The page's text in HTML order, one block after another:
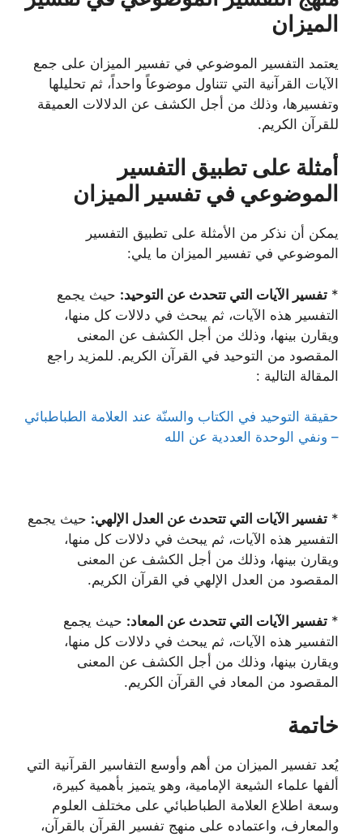
الميزان
يعتمد التفسير الموضوعي في تفسير الميزان على جمع
الآيات القرآنية التي تتناول موضوعاً واحداً، ثم تحليلها
وتفسيرها، وذلك من أجل الكشف عن الدلالات العميقة
للقرآن الكريم.
أمثلة على تطبيق التفسير
الموضوعي في تفسير الميزان
يمكن أن نذكر من الأمثلة على تطبيق التفسير
الموضوعي في تفسير الميزان ما يلي:
* تفسير الآيات التي تتحدث عن التوحيد: حيث يجمع
التفسير هذه الآيات، ثم يبحث في دلالات كل منها،
ويقارن بينها، وذلك من أجل الكشف عن المعنى
المقصود من التوحيد في القرآن الكريم. للمزيد راجع
المقالة التالية :
حقيقة التوحيد في الكتاب والسنّة عند العلامة الطباطبائي
– ونفي الوحدة العددية عن الله
* تفسير الآيات التي تتحدث عن العدل الإلهي: حيث يجمع
التفسير هذه الآيات، ثم يبحث في دلالات كل منها،
ويقارن بينها، وذلك من أجل الكشف عن المعنى
المقصود من العدل الإلهي في القرآن الكريم.
* تفسير الآيات التي تتحدث عن المعاد: حيث يجمع
التفسير هذه الآيات، ثم يبحث في دلالات كل منها،
ويقارن بينها، وذلك من أجل الكشف عن المعنى
المقصود من المعاد في القرآن الكريم.
خاتمة
يُعد تفسير الميزان من أهم وأوسع التفاسير القرآنية التي
ألفها علماء الشيعة الإمامية، وهو يتميز بأهمية كبيرة،
وسعة اطلاع العلامة الطباطبائي على مختلف العلوم
والمعارف، واعتماده على منهج تفسير القرآن بالقرآن،